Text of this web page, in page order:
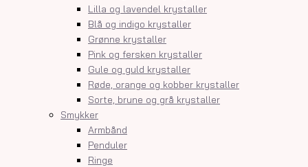
Lilla og lavendel krystaller
Blå og indigo krystaller
Grønne krystaller
Pink og fersken krystaller
Gule og guld krystaller
Røde, orange og kobber krystaller
Sorte, brune og grå krystaller
Smykker
Armbånd
Penduler
Ringe